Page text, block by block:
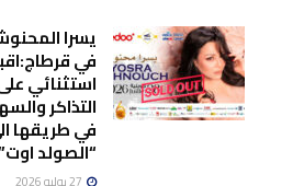
يسرا
في
استثنائي
التذاكر
في طريقها
“الصولد